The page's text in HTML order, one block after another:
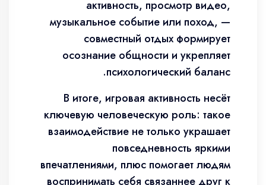
активность, просмотр видео,
музыкальное событие или поход, —
совместный отдых формирует
осознание общности и укрепляет
психологический баланс.
В итоге, игровая активность несёт
ключевую человеческую роль: такое
взаимодействие не только украшает
повседневность яркими
впечатлениями, плюс помогает людям
воспринимать себя связаннее друг к